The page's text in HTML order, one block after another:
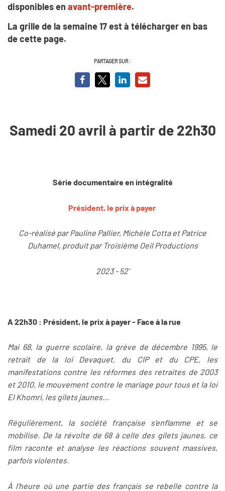
disponibles en avant-première.
La grille de la semaine 17 est à télécharger en bas
de cette page.
PARTAGER SUR :
Samedi 20 avril à partir de 22h30
Série documentaire en intégralité
Président, le prix à payer
Co-réalisé par Pauline Pallier, Michèle Cotta et Patrice
Duhamel, produit par Troisième Oeil Productions
2023 - 52'
A 22h30 : Président, le prix à payer - Face à la rue
Mai 68, la guerre scolaire, la grève de décembre 1995, le
retrait de la loi Devaquet, du CIP et du CPE, les
manifestations contre les réformes des retraites de 2003
et 2010, le mouvement contre le mariage pour tous et la loi
El Khomri, les gilets jaunes…
Régulièrement, la société française s’enflamme et se
mobilise. De la révolte de 68 à celle des gilets jaunes, ce
film raconte et analyse les réactions souvent massives,
parfois violentes.
À l’heure où une partie des français se rebelle contre la